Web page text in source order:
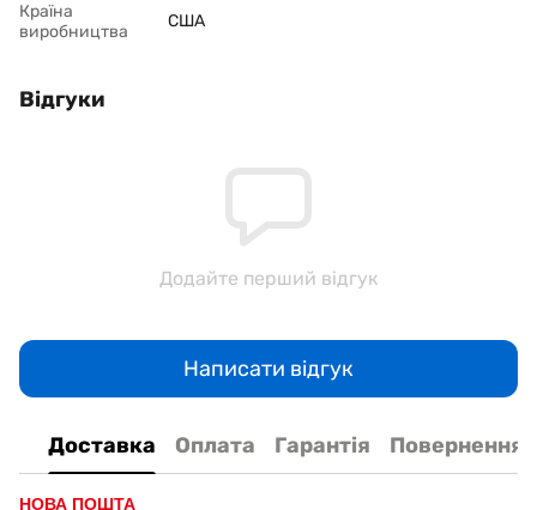
Країна
виробництва
США
Відгуки
Додайте перший відгук
Написати відгук
Доставка Оплата Гарантія Повернення
НОВА ПОШТА